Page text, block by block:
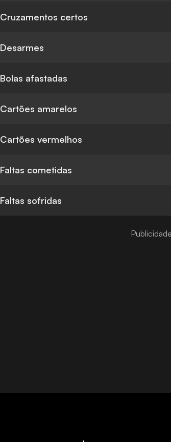
Cruzamentos certos
Desarmes
Bolas afastadas
Cartões amarelos
Cartões vermelhos
Faltas cometidas
Faltas sofridas